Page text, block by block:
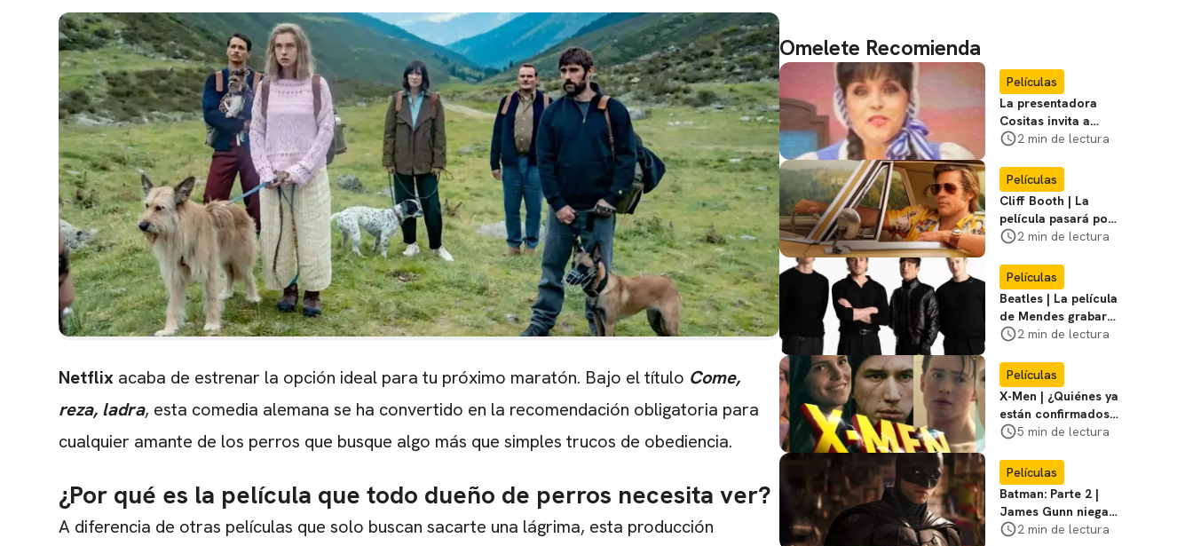
Netflix acaba de estrenar la opción ideal para tu próximo maratón. Bajo el título Come,
reza, ladra, esta comedia alemana se ha convertido en la recomendación obligatoria para
cualquier amante de los perros que busque algo más que simples trucos de obediencia.
¿Por qué es la película que todo dueño de perros necesita ver?
A diferencia de otras películas que solo buscan sacarte una lágrima, esta producción
Omelete Recomienda
Películas
La presentadora
Cositas invita a
visitar el
Miasma
2 min de lectura
Películas
Cliff Booth | La
película pasará por
nuevas filmaciones
2 min de lectura
Películas
Beatles | La película
de Mendes grabará
escenas en la
2 min de lectura
Películas
X-Men | ¿Quiénes ya
están confirmados
en la película de
favoritos
5 min de lectura
Películas
Batman: Parte 2 |
James Gunn niega
que se filme la parte
2 min de lectura